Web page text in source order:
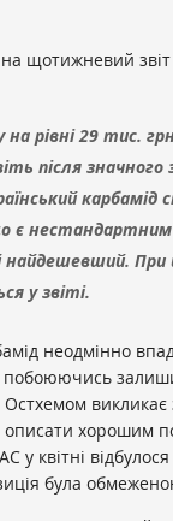
щотижневий звіт
рівні 29 тис.
після значного
є нестандартним
найдешевший.
у звіті.
неодмінно
побоюючись
викликає
хорошим
у квітні
була